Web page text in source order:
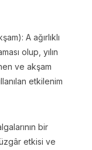
A ağırlıklı
olup, yılın
ve akşam
etkilenim
bir
etkisi ve